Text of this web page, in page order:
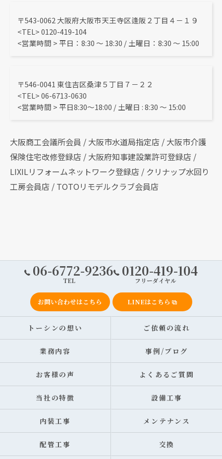
〒543-0062 大阪府大阪市天王寺区逢阪２丁目４－１９
<TEL> 0120-419-104
<営業時間 > 平日：8:30 〜 18:30 / 土曜日：8:30 ～ 15:00
〒546-0041 東住吉区桑津５丁目７－２２
<TEL> 06-6713-0630
<営業時間 > 平日8:30～18:00 / 土曜日 : 8:30 ～ 15:00
大阪商工会議所会員 / 大阪市水道局指定店 / 大阪市介護
保険住宅改修登録店 / 大阪府知事建設業許可登録店 /
LIXILリフォームネットワーク登録店 / クリナップ水回り
工房会員店 / TOTOリモデルクラブ会員店
06-6772-9236
TEL
0120-419-104
フリーダイヤル
お問い合わせはこちら LINEはこちら
トーシンの想い ご依頼の流れ
業務内容 事例/ブログ
お客様の声 よくあるご質問
当社の特徴 設備工事
内装工事 メンテナンス
配管工事 交換